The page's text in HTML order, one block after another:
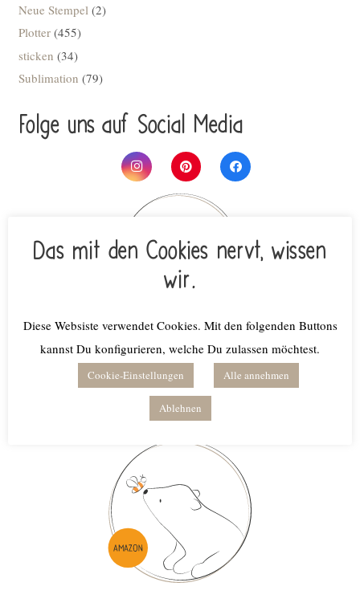
Neue Stempel (2)
Plotter(455)
sticken (34)
Sublimation (79)
Folge uns auf Social Media
Unsere Lieblings­pro­duk­te als tolle
Ergän­zung
Amazon-Affiliate
Das mit den Cookies nervt, wissen
wir.
Diese Websiste verwendet Cookies. Mit den folgenden Buttons
kannst Du konfigurieren, welche Du zulassen möchtest.
Cookie-Einstellungen Alle annehmen
Ablehnen